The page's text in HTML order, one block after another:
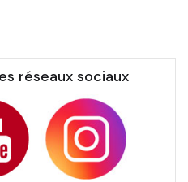
réseaux sociaux